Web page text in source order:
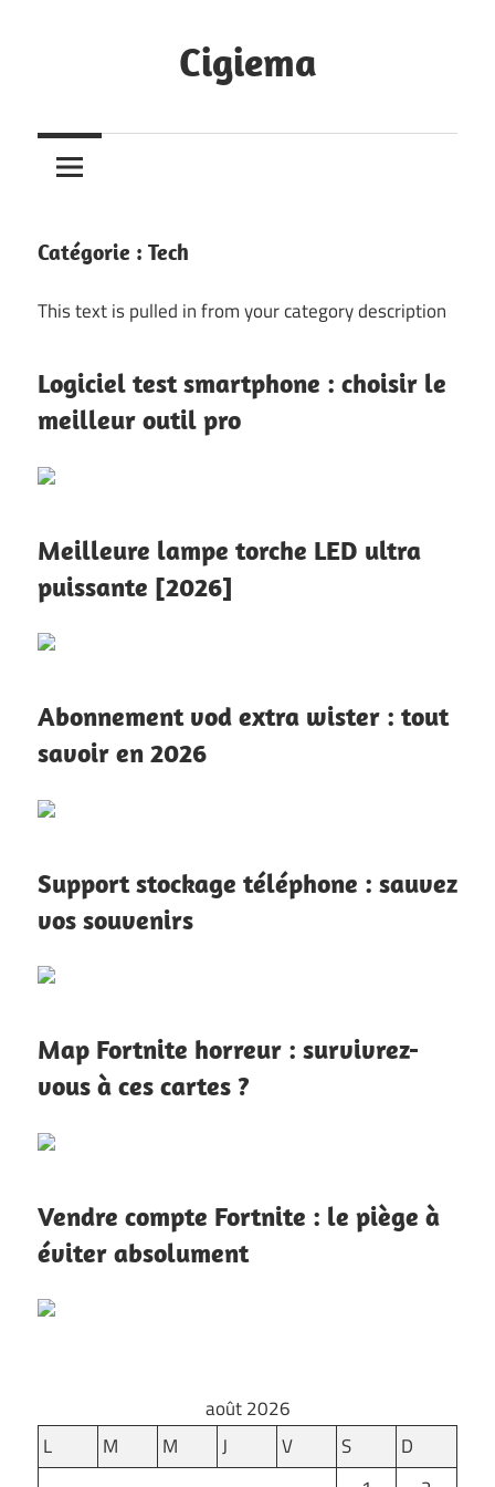
Cigiema
Catégorie : Tech
This text is pulled in from your category description
Logiciel test smartphone : choisir le
meilleur outil pro
Meilleure lampe torche LED ultra
puissante [2026]
Abonnement vod extra wister : tout
savoir en 2026
Support stockage téléphone : sauvez
vos souvenirs
Map Fortnite horreur : survivrez-
vous à ces cartes ?
Vendre compte Fortnite : le piège à
éviter absolument
août 2026
L
M M J V S
D